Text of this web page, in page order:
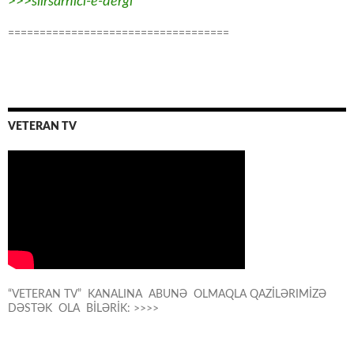
===================================
VETERAN TV
“VETERAN TV” KANALINA ABUNƏ OLMAQLA QAZİLƏRIMİZƏ
DƏSTƏK OLA BİLƏRİK: >>>>